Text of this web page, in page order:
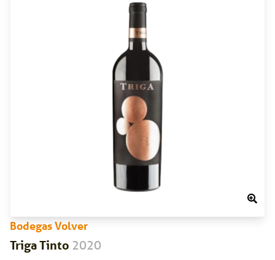
Bodegas Volver
Triga Tinto 2020